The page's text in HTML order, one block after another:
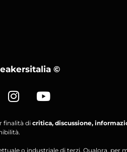
©
finalità di critica, discussione,
o industriale di terzi. Qualora,